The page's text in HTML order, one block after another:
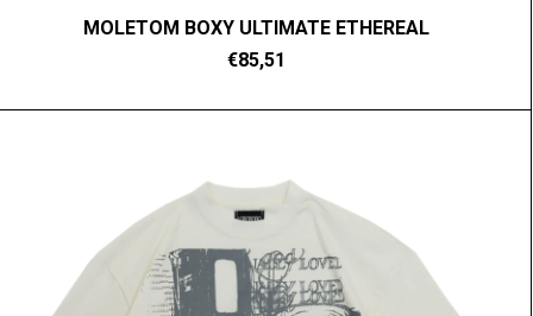
MOLETOM BOXY ULTIMATE ETHEREAL
€85,51